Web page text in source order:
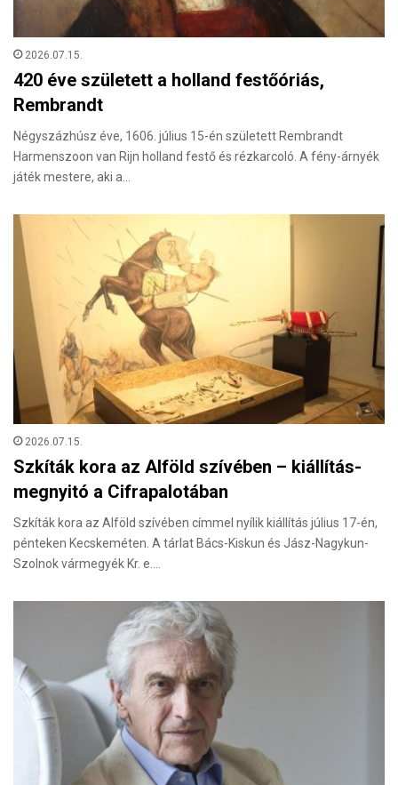
2026.07.15.
420 éve született a holland festőóriás,
Rembrandt
Négyszázhúsz éve, 1606. július 15-én született Rembrandt
Harmenszoon van Rijn holland festő és rézkarcoló. A fény-árnyék
játék mestere, aki a…
2026.07.15.
Szkíták kora az Alföld szívében – kiállítás-
megnyitó a Cifrapalotában
Szkíták kora az Alföld szívében címmel nyílik kiállítás július 17-én,
pénteken Kecskeméten. A tárlat Bács-Kiskun és Jász-Nagykun-
Szolnok vármegyék Kr. e.…